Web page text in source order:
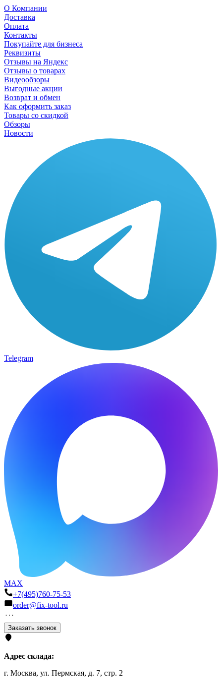
О Компании
Доставка
Оплата
Контакты
Покупайте для бизнеса
Реквизиты
Отзывы на Яндекс
Отзывы о товарах
Видеообзоры
Выгодные акции
Возврат и обмен
Как оформить заказ
Товары со скидкой
Обзоры
Новости
Telegram
MAX
+7(495)760-75-53
order@fix-tool.ru
Заказать звонок
Адрес склада:
г. Москва, ул. Пермская, д. 7, стр. 2